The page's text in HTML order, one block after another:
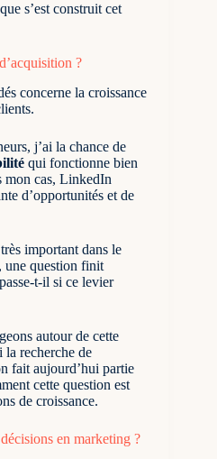
s’est construit cet
?
concerne la croissance
j’ai la chance de
qui fonctionne bien
mon cas, LinkedIn
d’opportunités et de
important dans le
une question finit
t-il si ce levier
autour de cette
recherche de
fait aujourd’hui partie
cette question est
de croissance.
en marketing ?